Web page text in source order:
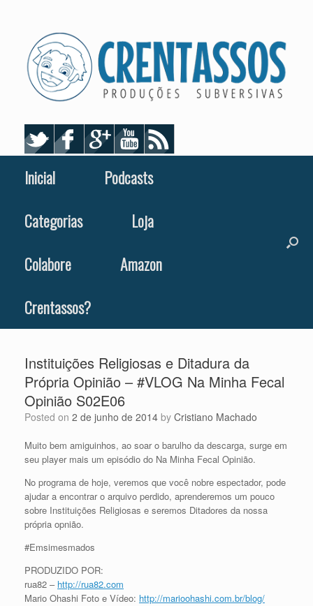
Inicial
Podcasts
Categorias
Loja
Colabore
Amazon
Crentassos?
Instituições Religiosas e Ditadura da
Própria Opinião – #VLOG Na Minha Fecal
Opinião S02E06
Posted on 2 de junho de 2014 by Cristiano Machado
Muito bem amiguinhos, ao soar o barulho da descarga, surge em
seu player mais um episódio do Na Minha Fecal Opinião.
No programa de hoje, veremos que você nobre espectador, pode
ajudar a encontrar o arquivo perdido, aprenderemos um pouco
sobre Instituições Religiosas e seremos Ditadores da nossa
própria opnião.
#Emsimesmados
PRODUZIDO POR:
rua82 – http://rua82.com
Mario Ohashi Foto e Vídeo: http://marioohashi.com.br/blog/